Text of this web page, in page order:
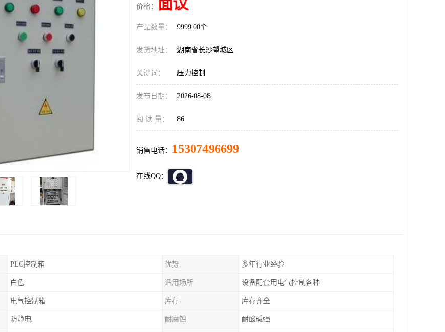
价格：
产品数量： 9999.00个
发货地址： 湖南省长沙望城区
关键词： 压力控制
发布日期： 2026-08-08
阅 读 量： 86
销售电话： 15307496699
在线QQ：
PLC控制箱 优势 多年行业经验
白色 适用场所 设备配套用电气控制各种
电气控制箱 库存 库存齐全
防静电 耐腐蚀 耐酸碱强